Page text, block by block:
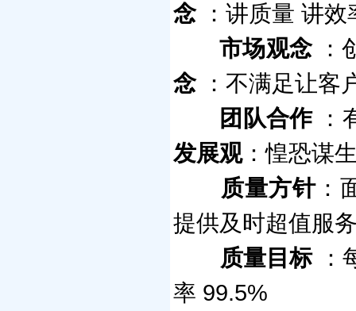
念
：讲质量 讲效
市场观念
：
念
：不满足让客
团队合作
：
发展观：惶恐谋
质量方针：
提供及时超值服
质量目标
率 99.5%